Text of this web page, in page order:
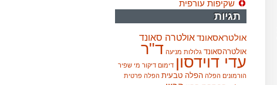
שקיפות עורפית
תגיות
אולטראסאונדאולטרה סאונד
אולטרהסאונד גלולות מניעה ד"ר
עדי דוידסון דימום דיקור מי שפיר
הורמונים הפלה הפלה טבעית הפלה פרטית